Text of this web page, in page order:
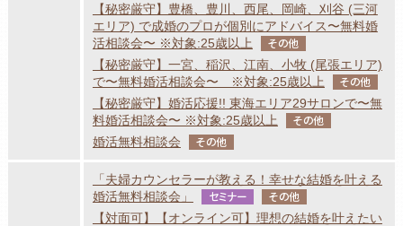
【秘密厳守】豊橋、豊川、西尾、岡崎、刈谷 (三河
エリア) で成婚のプロが個別にアドバイス〜無料婚
活相談会〜 ※対象:25歳以上
その他
【秘密厳守】一宮、稲沢、江南、小牧 (尾張エリア)
で〜無料婚活相談会〜 ※対象:25歳以上
その他
【秘密厳守】婚活応援!! 東海エリア29サロンで〜無
料婚活相談会〜 ※対象:25歳以上
その他
婚活無料相談会 その他
「夫婦カウンセラーが教える！幸せな結婚を叶える
婚活無料相談会」
セミナー その他
【対面可】【オンライン可】理想の結婚を叶えたい